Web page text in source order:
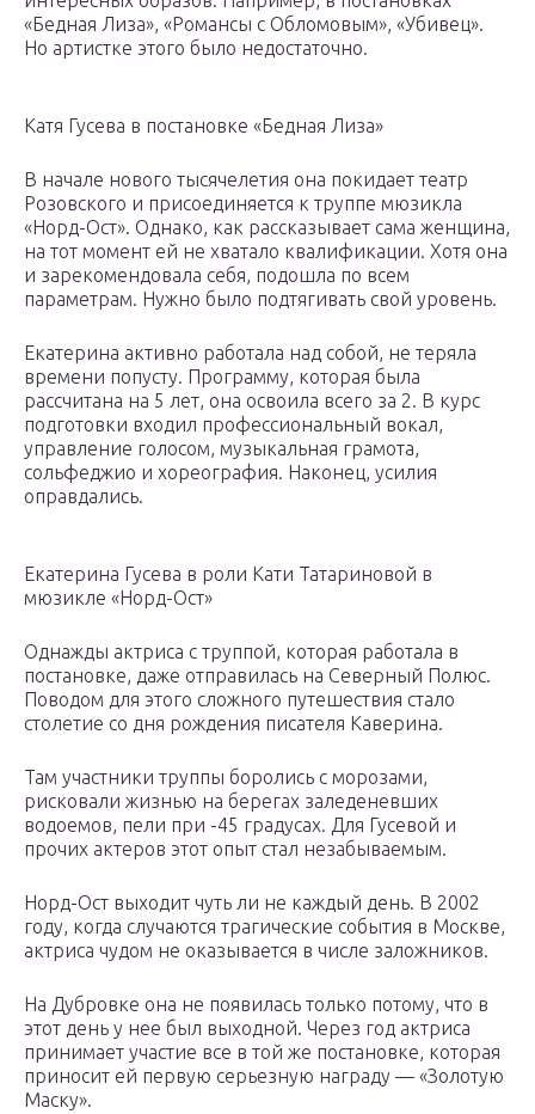
«Бедная Лиза», «Романсы с Обломовым», «Убивец».
Но артистке этого было недостаточно.
Катя Гусева в постановке «Бедная Лиза»
В начале нового тысячелетия она покидает театр
Розовского и присоединяется к труппе мюзикла
«Норд-Ост». Однако, как рассказывает сама женщина,
на тот момент ей не хватало квалификации. Хотя она
и зарекомендовала себя, подошла по всем
параметрам. Нужно было подтягивать свой уровень.
Екатерина активно работала над собой, не теряла
времени попусту. Программу, которая была
рассчитана на 5 лет, она освоила всего за 2. В курс
подготовки входил профессиональный вокал,
управление голосом, музыкальная грамота,
сольфеджио и хореография. Наконец, усилия
оправдались.
Екатерина Гусева в роли Кати Татариновой в
мюзикле «Норд-Ост»
Однажды актриса с труппой, которая работала в
постановке, даже отправилась на Северный Полюс.
Поводом для этого сложного путешествия стало
столетие со дня рождения писателя Каверина.
Там участники труппы боролись с морозами,
рисковали жизнью на берегах заледеневших
водоемов, пели при -45 градусах. Для Гусевой и
прочих актеров этот опыт стал незабываемым.
Норд-Ост выходит чуть ли не каждый день. В 2002
году, когда случаются трагические события в Москве,
актриса чудом не оказывается в числе заложников.
На Дубровке она не появилась только потому, что в
этот день у нее был выходной. Через год актриса
принимает участие все в той же постановке, которая
приносит ей первую серьезную награду — «Золотую
Маску».